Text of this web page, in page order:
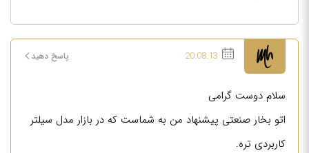
20.08.13 پاسخ دهید
سلام دوست گرامی
اتو بخار صنعتی پیشنهاد من به شماست که در بازار مدل سیلتر
کاربردی تره.